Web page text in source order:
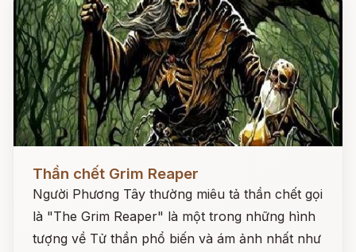
Đọc ngay
Thần chết Grim Reaper
Người Phương Tây thường miêu tả thần chết gọi
là "The Grim Reaper" là một trong những hình
tượng về Tử thần phổ biến và ám ảnh nhất như